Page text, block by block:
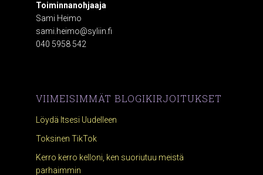
Toiminnanohjaaja
Sami Heimo
sami.heimo@syliin.fi
040 5958 542
VIIMEISIMMÄT BLOGIKIRJOITUKSET
Löydä Itsesi Uudelleen
Toksinen TikTok
Kerro kerro kelloni, ken suoriutuu meistä
parhaimmin